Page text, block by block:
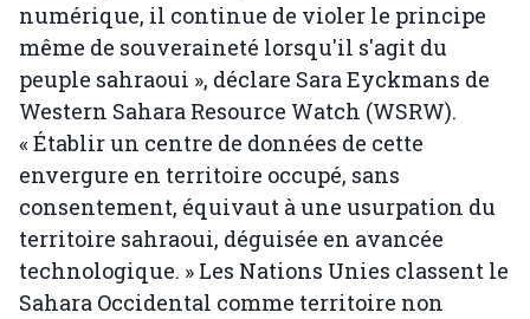
numérique, il continue de violer le principe
même de souveraineté lorsqu'il s'agit du
peuple sahraoui », déclare Sara Eyckmans de
Western Sahara Resource Watch (WSRW).
« Établir un centre de données de cette
envergure en territoire occupé, sans
consentement, équivaut à une usurpation du
territoire sahraoui, déguisée en avancée
technologique. » Les Nations Unies classent le
Sahara Occidental comme territoire non